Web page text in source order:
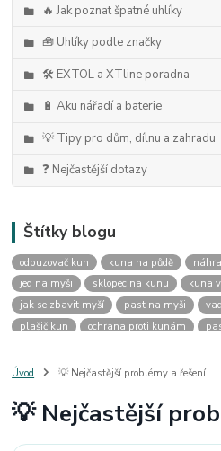
🔥 Jak poznat špatné uhlíky
🧰 Uhlíky podle značky
🛠️ EXTOL a XTline poradna
🔋 Aku nářadí a baterie
💡 Tipy pro dům, dílnu a zahradu
❓ Nejčastější dotazy
Štítky blogu
odpuzovač kun kuna na půdě
jed na myši
sklopec na kunu kuna
jak se zbavit myší
past na myši
plašič kun
ochrana proti kunám
past na kunu
myši v domě
štěnice
štěnice v hotelu jak se
Úvod 💡 Nejčastější problémy a řešení
💡 Nejčastější